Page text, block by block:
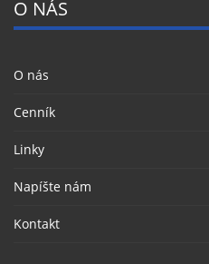
O NÁS
O nás
Cenník
Linky
Napíšte nám
Kontakt